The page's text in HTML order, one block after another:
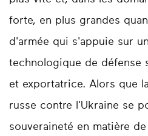
forte, en plus grandes
d'armée qui s'appuie sur
technologique de défense
et exportatrice. Alors que
russe contre l'Ukraine se
souveraineté en matière